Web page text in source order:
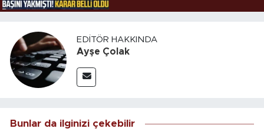
EDITÖR HAKKINDA
Ayşe Çolak
Bunlar da ilginizi çekebilir